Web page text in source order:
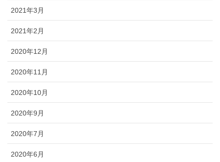
2021年3月
2021年2月
2020年12月
2020年11月
2020年10月
2020年9月
2020年7月
2020年6月